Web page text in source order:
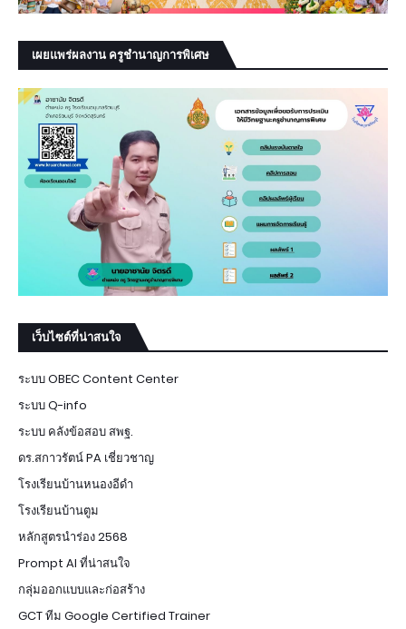
เผยแพร่ผลงาน ครูชำนาญการพิเศษ
เว็บไซต์ที่น่าสนใจ
ระบบ OBEC Content Center
ระบบ Q-info
ระบบ คลังข้อสอบ สพฐ.
ดร.สกาวรัตน์ PA เชี่ยวชาญ
โรงเรียนบ้านหนองอีดำ
โรงเรียนบ้านตูม
หลักสูตรนำร่อง 2568
Prompt AI ที่น่าสนใจ
กลุ่มออกแบบและก่อสร้าง
GCT ทีม Google Certified Trainer